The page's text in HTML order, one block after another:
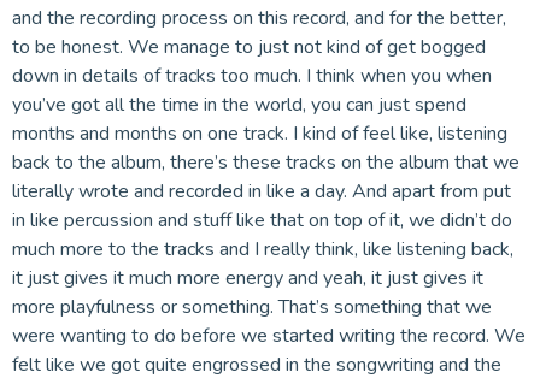
and the recording process on this record, and for the better,
to be honest. We manage to just not kind of get bogged
down in details of tracks too much. I think when you when
you’ve got all the time in the world, you can just spend
months and months on one track. I kind of feel like, listening
back to the album, there’s these tracks on the album that we
literally wrote and recorded in like a day. And apart from put
in like percussion and stuff like that on top of it, we didn’t do
much more to the tracks and I really think, like listening back,
it just gives it much more energy and yeah, it just gives it
more playfulness or something. That’s something that we
were wanting to do before we started writing the record. We
felt like we got quite engrossed in the songwriting and the